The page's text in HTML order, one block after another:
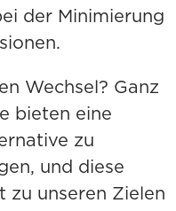
der Minimierung
Wechsel? Ganz
bieten eine
zu
und diese
zu unseren Zielen